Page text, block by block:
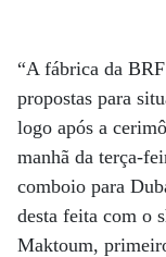
“A fábrica da
propostas para
logo após a
manhã da terça-
comboio para
desta feita com o
Maktoum,